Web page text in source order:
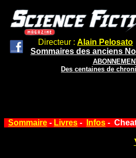
Directeur : Alain Pelosato
Sommaires des anciens
Des centaines de
Sommaire - Livres - Infos -